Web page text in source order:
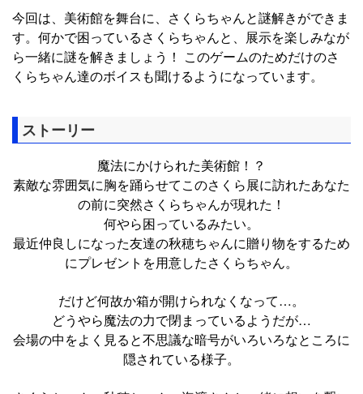
今回は、美術館を舞台に、さくらちゃんと謎解きができま
す。何かで困っているさくらちゃんと、展示を楽しみなが
ら一緒に謎を解きましょう！ このゲームのためだけのさ
くらちゃん達のボイスも聞けるようになっています。
ストーリー
魔法にかけられた美術館！？
素敵な雰囲気に胸を踊らせてこのさくら展に訪れたあなた
の前に突然さくらちゃんが現れた！
何やら困っているみたい。
最近仲良しになった友達の秋穂ちゃんに贈り物をするため
にプレゼントを用意したさくらちゃん。
だけど何故か箱が開けられなくなって…。
どうやら魔法の力で閉まっているようだが…
会場の中をよく見ると不思議な暗号がいろいろなところに
隠されている様子。